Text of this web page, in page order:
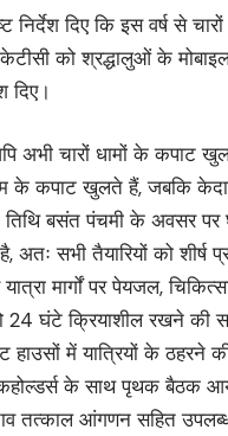
दिए कि इस वर्ष से
को श्रद्धालुओं के
दिए।
अभी चारों धामों के कपाट
के कपाट खुलते हैं, जबकि
बसंत पंचमी के अवसर पर
अतः सभी तैयारियों को
यात्रा मार्गों पर पेयजल,
24 घंटे क्रियाशील रखने की
हाउसों में यात्रियों के ठहरने
के साथ पृथक बैठक
तत्काल आंगणन सहित उपलब्ध